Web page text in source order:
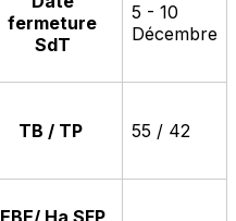
fermeture
SdT
5 - 10
Décembre
TB / TP 55 / 42